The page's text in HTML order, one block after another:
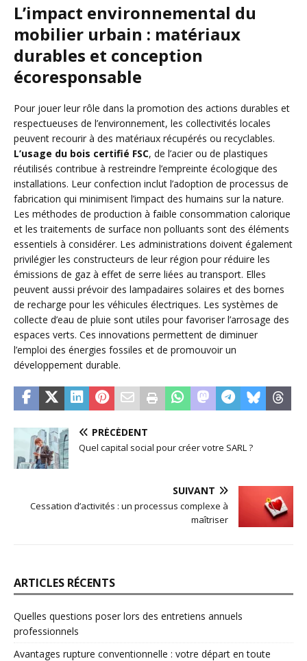
L’impact environnemental du
mobilier urbain : matériaux
durables et conception
écoresponsable
Pour jouer leur rôle dans la promotion des actions durables et
respectueuses de l’environnement, les collectivités locales
peuvent recourir à des matériaux récupérés ou recyclables.
L’usage du bois certifié FSC, de l’acier ou de plastiques
réutilisés contribue à restreindre l’empreinte écologique des
installations. Leur confection inclut l’adoption de processus de
fabrication qui minimisent l’impact des humains sur la nature.
Les méthodes de production à faible consommation calorique
et les traitements de surface non polluants sont des éléments
essentiels à considérer. Les administrations doivent également
privilégier les constructeurs de leur région pour réduire les
émissions de gaz à effet de serre liées au transport. Elles
peuvent aussi prévoir des lampadaires solaires et des bornes
de recharge pour les véhicules électriques. Les systèmes de
collecte d’eau de pluie sont utiles pour favoriser l’arrosage des
espaces verts. Ces innovations permettent de diminuer
l’emploi des énergies fossiles et de promouvoir un
développement durable.
PRÉCÉDENT
Quel capital social pour créer votre SARL ?
SUIVANT
Cessation d’activités : un processus complexe à
maîtriser
ARTICLES RÉCENTS
Quelles questions poser lors des entretiens annuels
professionnels
Avantages rupture conventionnelle : votre départ en toute